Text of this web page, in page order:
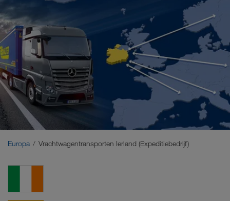
ONZE MARKTEN
Europa
Centraal-Azië
Rusland
Midden-Oosten
Europa Vrachtwagentransporten Ierland (Expeditiebedrijf)